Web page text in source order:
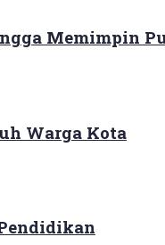
Memimpin
Warga Kota